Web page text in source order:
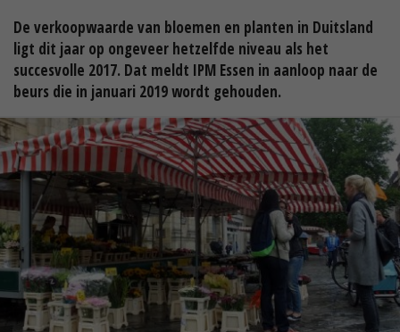
De verkoopwaarde van bloemen en planten in Duitsland
ligt dit jaar op ongeveer hetzelfde niveau als het
succesvolle 2017. Dat meldt IPM Essen in aanloop naar de
beurs die in januari 2019 wordt gehouden.